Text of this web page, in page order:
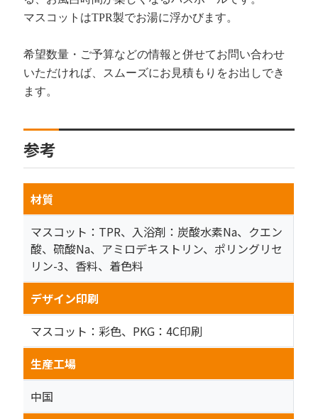
マスコットはTPR製でお湯に浮かびます。
希望数量・ご予算などの情報と併せてお問い合わせ
いただければ、スムーズにお見積もりをお出しでき
ます。
参考
材質
マスコット：TPR、入浴剤：炭酸水素Na、クエン
酸、硫酸Na、アミロデキストリン、ポリングリセ
リン-3、香料、着色料
デザイン印刷
マスコット：彩色、PKG：4C印刷
生産工場
中国